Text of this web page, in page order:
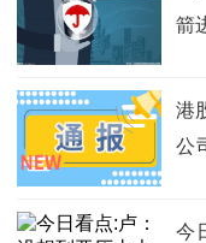
箭
港
公
今